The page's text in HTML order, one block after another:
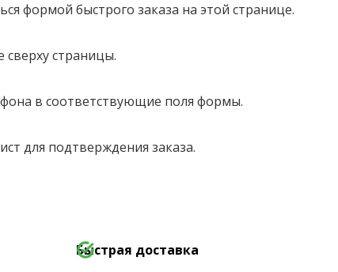
формой быстрого заказа на этой странице.
страницы.
в соответствующие поля формы.
для подтверждения заказа.
Быстрая доставка